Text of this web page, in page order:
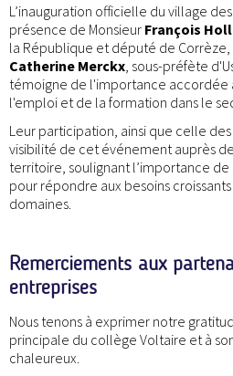
L’inauguration officielle du village
présence de Monsieur François
la République et député de Corrèze,
Catherine Merckx , sous-préfète
témoigne de l'importance accordée
l'emploi et de la formation dans le
Leur participation, ainsi que celle
visibilité de cet événement auprès
territoire, soulignant l’importance
pour répondre aux besoins
domaines.
Remerciements aux
entreprises
Nous tenons à exprimer notre
principale du collège Voltaire et à
chaleureux.